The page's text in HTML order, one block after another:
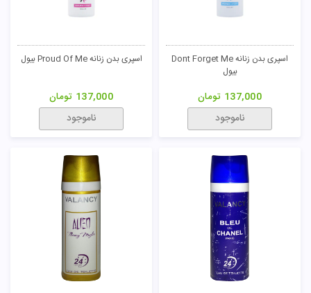
اسپری بدن زنانه Dont Forget Me
بیول
137,000 تومان
ناموجود
اسپری بدن زنانه Proud Of Me بیول
137,000 تومان
ناموجود